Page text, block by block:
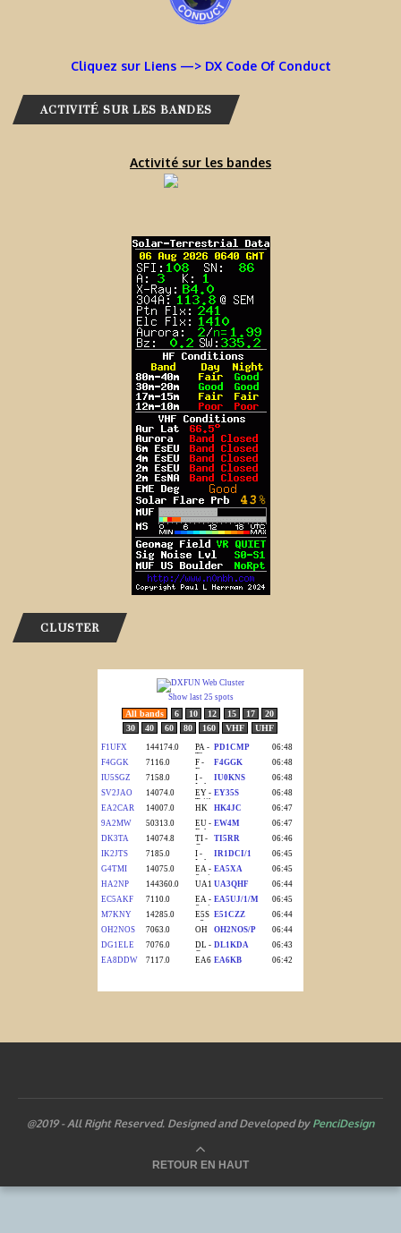
Cliquez sur Liens —> DX Code Of Conduct
ACTIVITÉ SUR LES BANDES
Activité sur les bandes
CLUSTER
@2019 - All Right Reserved. Designed and Developed by PenciDesign
RETOUR EN HAUT